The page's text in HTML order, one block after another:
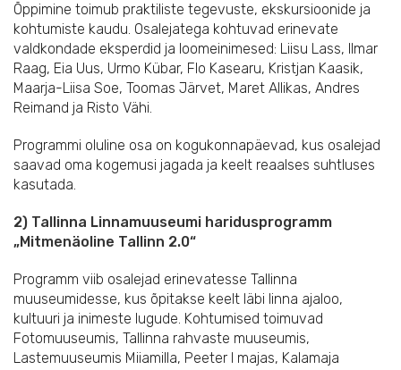
Õppimine toimub praktiliste tegevuste, ekskursioonide ja
kohtumiste kaudu. Osalejatega kohtuvad erinevate
valdkondade eksperdid ja loomeinimesed: Liisu Lass, Ilmar
Raag, Eia Uus, Urmo Kübar, Flo Kasearu, Kristjan Kaasik,
Maarja-Liisa Soe, Toomas Järvet, Maret Allikas, Andres
Reimand ja Risto Vähi.
Programmi oluline osa on kogukonnapäevad, kus osalejad
saavad oma kogemusi jagada ja keelt reaalses suhtluses
kasutada.
2) Tallinna Linnamuuseumi haridusprogramm
„Mitmenäoline Tallinn 2.0“
Programm viib osalejad erinevatesse Tallinna
muuseumidesse, kus õpitakse keelt läbi linna ajaloo,
kultuuri ja inimeste lugude. Kohtumised toimuvad
Fotomuuseumis, Tallinna rahvaste muuseumis,
Lastemuuseumis Miiamilla, Peeter I majas, Kalamaja